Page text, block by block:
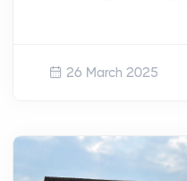
26 March 2025